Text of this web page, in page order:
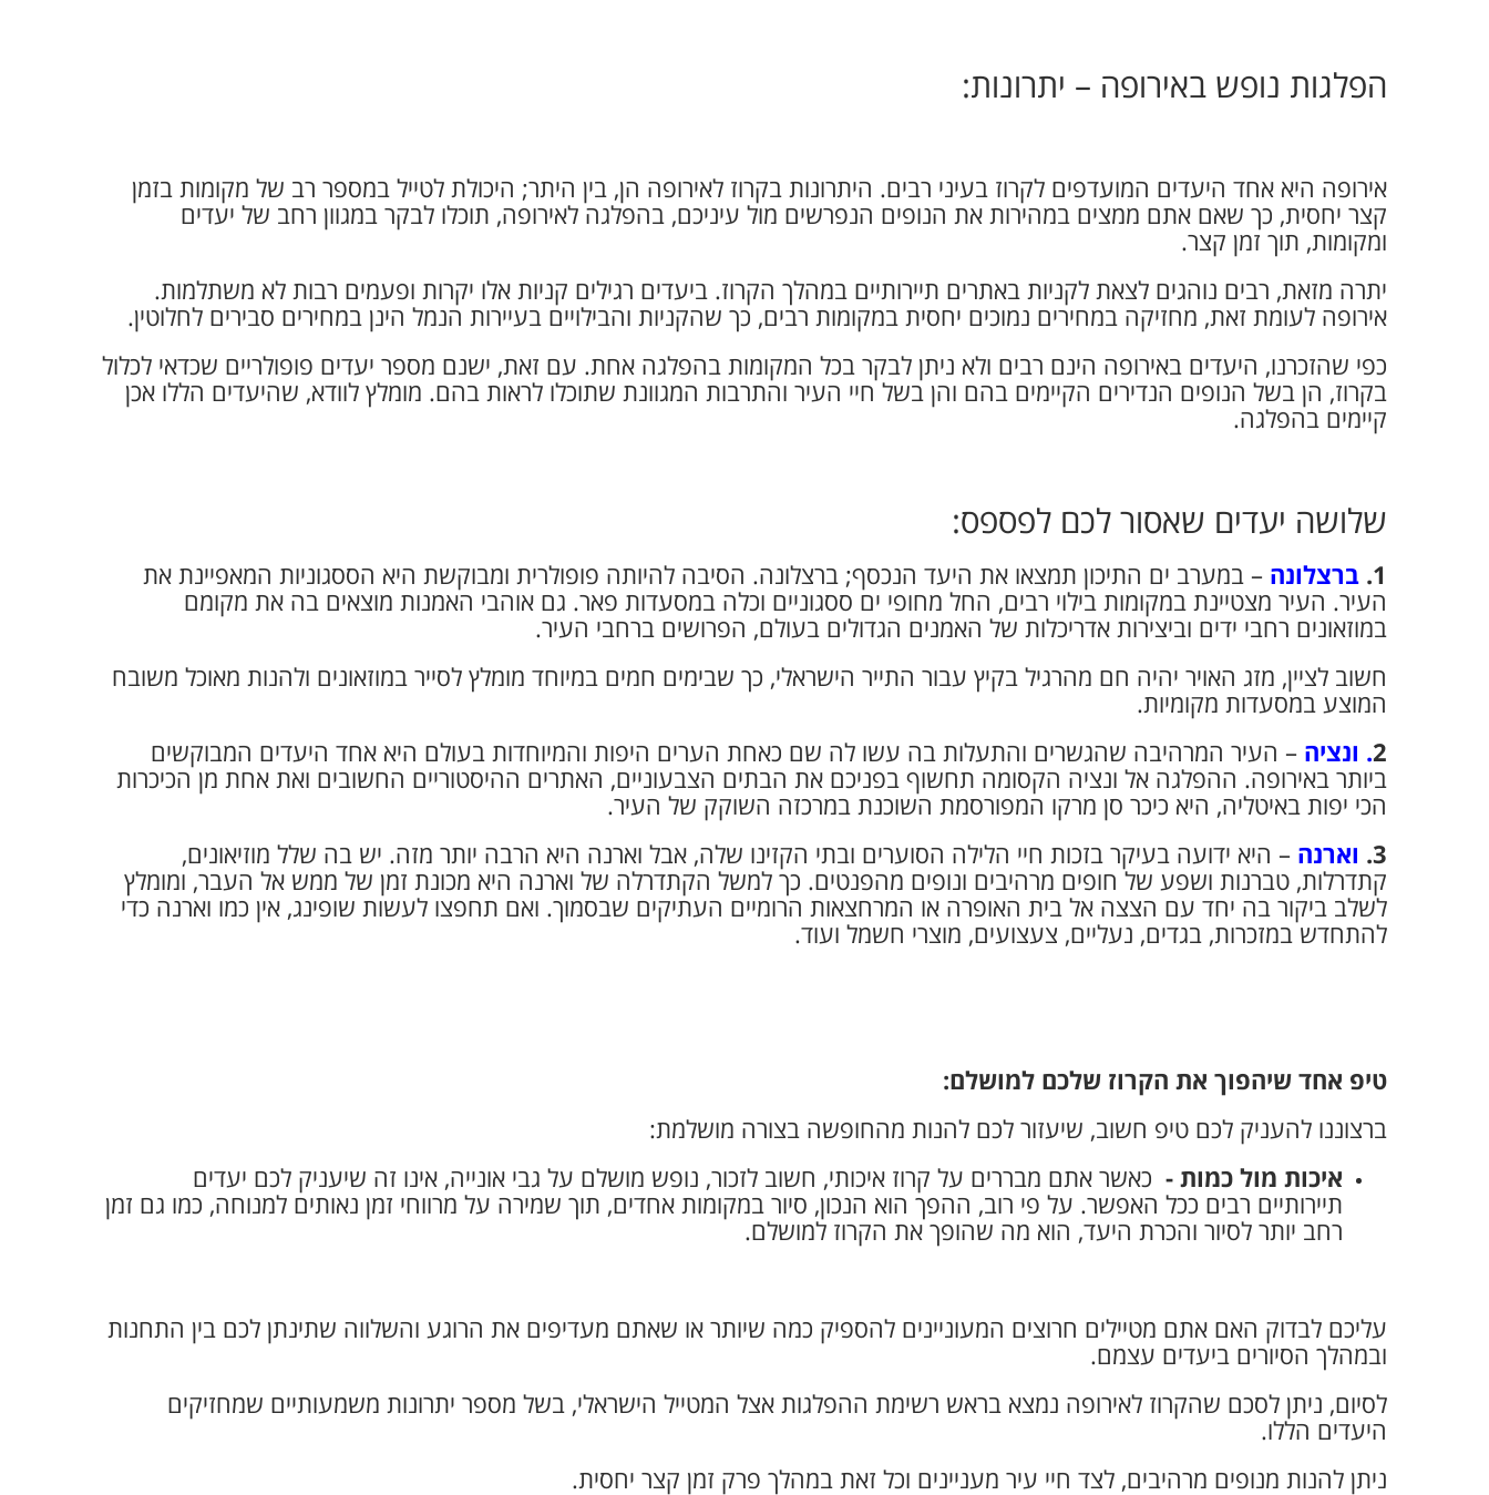
הפלגות נופש באירופה – יתרונות:
אירופה היא אחד היעדים המועדפים לקרוז בעיני רבים. היתרונות בקרוז לאירופה הן, בין היתר; היכולת לטייל במספר רב של מקומות בזמן
קצר יחסית, כך שאם אתם ממצים במהירות את הנופים הנפרשים מול עיניכם, בהפלגה לאירופה, תוכלו לבקר במגוון רחב של יעדים
ומקומות, תוך זמן קצר.
יתרה מזאת, רבים נוהגים לצאת לקניות באתרים תיירותיים במהלך הקרוז. ביעדים רגילים קניות אלו יקרות ופעמים רבות לא משתלמות.
אירופה לעומת זאת, מחזיקה במחירים נמוכים יחסית במקומות רבים, כך שהקניות והבילויים בעיירות הנמל הינן במחירים סבירים לחלוטין.
כפי שהזכרנו, היעדים באירופה הינם רבים ולא ניתן לבקר בכל המקומות בהפלגה אחת. עם זאת, ישנם מספר יעדים פופולריים שכדאי לכלול
בקרוז, הן בשל הנופים הנדירים הקיימים בהם והן בשל חיי העיר והתרבות המגוונת שתוכלו לראות בהם. מומלץ לוודא, שהיעדים הללו אכן
קיימים בהפלגה.
שלושה יעדים שאסור לכם לפספס:
1. ברצלונה – במערב ים התיכון תמצאו את היעד הנכסף; ברצלונה. הסיבה להיותה פופולרית ומבוקשת היא הססגוניות המאפיינת את
העיר. העיר מצטיינת במקומות בילוי רבים, החל מחופי ים ססגוניים וכלה במסעדות פאר. גם אוהבי האמנות מוצאים בה את מקומם
במוזאונים רחבי ידים וביצירות אדריכלות של האמנים הגדולים בעולם, הפרושים ברחבי העיר.
חשוב לציין, מזג האויר יהיה חם מהרגיל בקיץ עבור התייר הישראלי, כך שבימים חמים במיוחד מומלץ לסייר במוזאונים ולהנות מאוכל משובח
המוצע במסעדות מקומיות.
2. ונציה – העיר המרהיבה שהגשרים והתעלות בה עשו לה שם כאחת הערים היפות והמיוחדות בעולם היא אחד היעדים המבוקשים
ביותר באירופה. ההפלגה אל ונציה הקסומה תחשוף בפניכם את הבתים הצבעוניים, האתרים ההיסטוריים החשובים ואת אחת מן הכיכרות
הכי יפות באיטליה, היא כיכר סן מרקו המפורסמת השוכנת במרכזה השוקק של העיר.
3. וארנה – היא ידועה בעיקר בזכות חיי הלילה הסוערים ובתי הקזינו שלה, אבל וארנה היא הרבה יותר מזה. יש בה שלל מוזיאונים,
קתדרלות, טברנות ושפע של חופים מרהיבים ונופים מהפנטים. כך למשל הקתדרלה של וארנה היא מכונת זמן של ממש אל העבר, ומומלץ
לשלב ביקור בה יחד עם הצצה אל בית האופרה או המרחצאות הרומיים העתיקים שבסמוך. ואם תחפצו לעשות שופינג, אין כמו וארנה כדי
להתחדש במזכרות, בגדים, נעליים, צעצועים, מוצרי חשמל ועוד.
טיפ אחד שיהפוך את הקרוז שלכם למושלם:
ברצוננו להעניק לכם טיפ חשוב, שיעזור לכם להנות מהחופשה בצורה מושלמת:
איכות מול כמות - כאשר אתם מבררים על קרוז איכותי, חשוב לזכור, נופש מושלם על גבי אונייה, אינו זה שיעניק לכם יעדים
תיירותיים רבים ככל האפשר. על פי רוב, ההפך הוא הנכון, סיור במקומות אחדים, תוך שמירה על מרווחי זמן נאותים למנוחה, כמו גם זמן
רחב יותר לסיור והכרת היעד, הוא מה שהופך את הקרוז למושלם.
עליכם לבדוק האם אתם מטיילים חרוצים המעוניינים להספיק כמה שיותר או שאתם מעדיפים את הרוגע והשלווה שתינתן לכם בין התחנות
ובמהלך הסיורים ביעדים עצמם.
לסיום, ניתן לסכם שהקרוז לאירופה נמצא בראש רשימת ההפלגות אצל המטייל הישראלי, בשל מספר יתרונות משמעותיים שמחזיקים
היעדים הללו.
ניתן להנות מנופים מרהיבים, לצד חיי עיר מעניינים וכל זאת במהלך פרק זמן קצר יחסית.